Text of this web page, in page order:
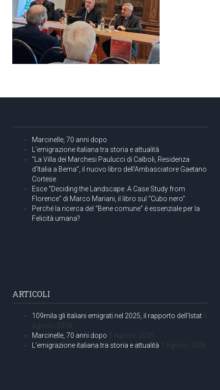
Marcinelle, 70 anni dopo
L’emigrazione italiana tra storia e attualità
“La Villa dei Marchesi Paulucci di Calboli, Residenza
d’Italia a Berna”, il nuovo libro dell’Ambasciatore Gaetano
Cortese
Esce “Deciding the Landscape. A Case Study from
Florence” di Marco Mariani, il libro sul “Cubo nero”
Perché la ricerca del “Bene comune” è essenziale per la
Felicità umana?
ARTICOLI
109mila gli italiani emigrati nel 2025, il rapporto dell’Istat 5
Agosto 2026
Marcinelle, 70 anni dopo 5 Agosto 2026
L’emigrazione italiana tra storia e attualità 1 Agosto 2026